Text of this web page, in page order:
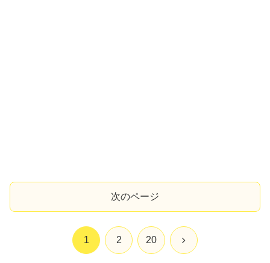
次のページ
1 2 20 次